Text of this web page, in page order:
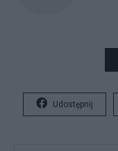
Udostępnij